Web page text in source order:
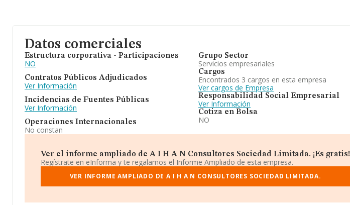
Datos comerciales
Estructura corporativa - Participaciones
NO
Contratos Públicos Adjudicados
Ver Información
Incidencias de Fuentes Públicas
Ver Información
Operaciones Internacionales
No constan
Grupo Sector
Servicios empresariales
Cargos
Encontrados 3 cargos en esta empresa
Ver cargos de Empresa
Responsabilidad Social Empresarial
Ver Información
Cotiza en Bolsa
NO
Ver el informe ampliado de A I H A N Consultores Sociedad Limitada. ¡Es gratis!
Regístrate en eInforma y te regalamos el Informe Ampliado de esta empresa.
VER INFORME AMPLIADO DE A I H A N CONSULTORES SOCIEDAD LIMITADA.